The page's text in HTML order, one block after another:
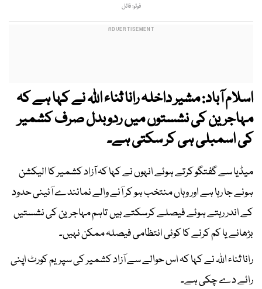
فوٹو: فائل
اسلام آباد: مشیر داخلہ رانا ثناء اللہ نے کہا ہے کہ
مہاجرین کی نشستوں میں ردوبدل صرف کشمیر
کی اسمبلی ہی کر سکتی ہے۔
میڈیا سے گفتگو کرتے ہوئے انہوں نے کہا کہ آزاد کشمیر کا الیکشن
ہونے جا رہا ہے اور وہاں منتخب ہو کر آنے والے نمائندے آئینی حدود
کے اندر رہتے ہوئے فیصلے کرسکتے ہیں تاہم مہاجرین کی نشستیں
بڑھانے یا کم کرنے کا کوئی انتظامی فیصلہ ممکن نہیں۔
رانا ثناء اللہ نے کہا کہ اس حوالے سے آزاد کشمیر کی سپریم کورٹ اپنی
رائے دے چکی ہے۔